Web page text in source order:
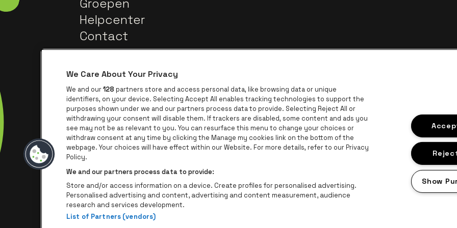
Groepen
Helpcenter
Contact
Ga naar de website van TrixxoGa naar de website van EuropcarGa naar de website van Voka Limburg
Ga naar de website van
Ga naar de website van Champagne Pommery
Ga naar de website van Het logo van Jameson in offwhite
Ga naar de website van Het logo
Ga naar
Ga naar de website van Lotto
We Care About Your Privacy
We and our128 partners store and access personal data, like browsing data or unique
identifiers, on your device. Selecting Accept All enables tracking technologies to support the
purposes shown under we and our partners process data to provide. Selecting Reject All or
withdrawing your consent will disable them. If trackers are disabled, some content and ads you
see may not be as relevant to you. You can resurface this menu to change your choices or
withdraw consent at any time by clicking the Manage my cookies link on the bottom of the
webpage. Your choices will have effect within our Website. For more details, refer to our Privacy
Policy.
We and our partners process data to provide:
Store and/or access information on a device. Create profiles for personalised advertising.
Personalised advertising and content, advertising and content measurement, audience
research and services development.
List of Partners (vendors)
Show